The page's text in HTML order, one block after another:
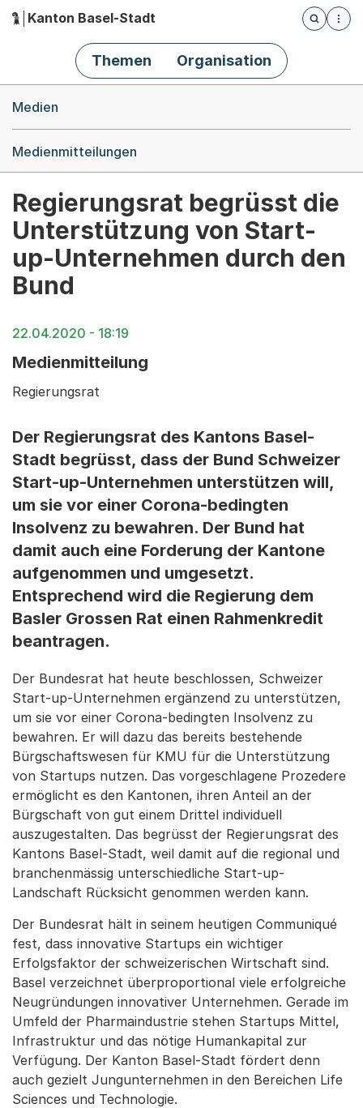
Hauptnavigation
Kanton Basel-Stadt
Öffnet
Themen Organisation
Medien
Medienmitteilungen
Regierungsrat begrüsst die
Unterstützung von Start-
up-Unternehmen durch den
Bund
22.04.2020 - 18:19
Medienmitteilung
Regierungsrat
Der Regierungsrat des Kantons Basel-
Stadt begrüsst, dass der Bund Schweizer
Start-up-Unternehmen unterstützen will,
um sie vor einer Corona-bedingten
Insolvenz zu bewahren. Der Bund hat
damit auch eine Forderung der Kantone
aufgenommen und umgesetzt.
Entsprechend wird die Regierung dem
Basler Grossen Rat einen Rahmenkredit
beantragen.
Der Bundesrat hat heute beschlossen, Schweizer
Start-up-Unternehmen ergänzend zu unterstützen,
um sie vor einer Corona-bedingten Insolvenz zu
bewahren. Er will dazu das bereits bestehende
Bürgschaftswesen für KMU für die Unterstützung
von Startups nutzen. Das vorgeschlagene Prozedere
ermöglicht es den Kantonen, ihren Anteil an der
Bürgschaft von gut einem Drittel individuell
auszugestalten. Das begrüsst der Regierungsrat des
Kantons Basel-Stadt, weil damit auf die regional und
branchenmässig unterschiedliche Start-up-
Landschaft Rücksicht genommen werden kann.
Der Bundesrat hält in seinem heutigen Communiqué
fest, dass innovative Startups ein wichtiger
Erfolgsfaktor der schweizerischen Wirtschaft sind.
Basel verzeichnet überproportional viele erfolgreiche
Neugründungen innovativer Unternehmen. Gerade im
Umfeld der Pharmaindustrie stehen Startups Mittel,
Infrastruktur und das nötige Humankapital zur
Verfügung. Der Kanton Basel-Stadt fördert denn
auch gezielt Jungunternehmen in den Bereichen Life
Sciences und Technologie.